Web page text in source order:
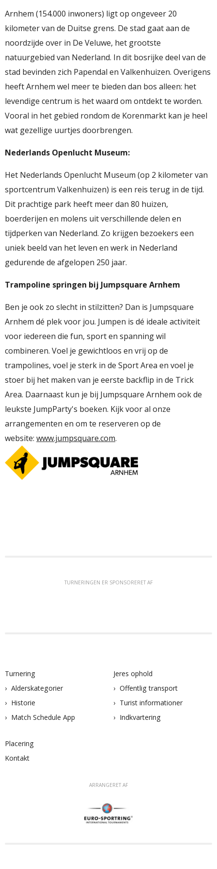
Arnhem (154.000 inwoners) ligt op ongeveer 20
kilometer van de Duitse grens. De stad gaat aan de
noordzijde over in De Veluwe, het grootste
natuurgebied van Nederland. In dit bosrijke deel van de
stad bevinden zich Papendal en Valkenhuizen. Overigens
heeft Arnhem wel meer te bieden dan bos alleen: het
levendige centrum is het waard om ontdekt te worden.
Vooral in het gebied rondom de Korenmarkt kan je heel
wat gezellige uurtjes doorbrengen.
Nederlands Openlucht Museum:
Het Nederlands Openlucht Museum (op 2 kilometer van
sportcentrum Valkenhuizen) is een reis terug in de tijd.
Dit prachtige park heeft meer dan 80 huizen,
boerderijen en molens uit verschillende delen en
tijdperken van Nederland. Zo krijgen bezoekers een
uniek beeld van het leven en werk in Nederland
gedurende de afgelopen 250 jaar.
Trampoline springen bij Jumpsquare Arnhem
Ben je ook zo slecht in stilzitten? Dan is Jumpsquare
Arnhem dé plek voor jou. Jumpen is dé ideale activiteit
voor iedereen die fun, sport en spanning wil
combineren. Voel je gewichtloos en vrij op de
trampolines, voel je sterk in de Sport Area en voel je
stoer bij het maken van je eerste backflip in de Trick
Area. Daarnaast kun je bij Jumpsquare Arnhem ook de
leukste JumpParty's boeken. Kijk voor al onze
arrangementen en om te reserveren op de
website: www.jumpsquare.com.
TURNERINGEN ER SPONSORERET AF
Turnering
Alderskategorier
Historie
Match Schedule App
Jeres ophold
Offentlig transport
Turist informationer
Indkvartering
Placering
Kontakt
ARRANGERET AF